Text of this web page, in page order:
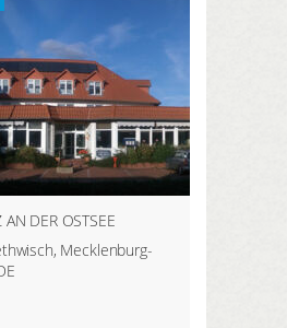
DER OSTSEE
Mecklenburg-